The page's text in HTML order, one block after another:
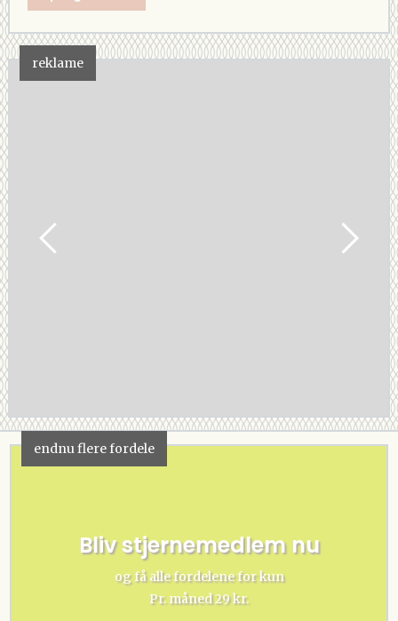
reklame
endnu flere fordele
Bliv stjernemedlem nu
og få alle fordelene for kun
Pr. måned 29 kr.